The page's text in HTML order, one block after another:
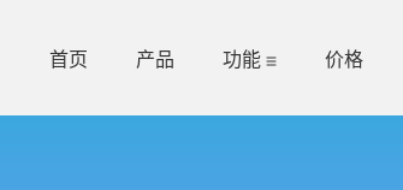
首页 产品 功能 价格